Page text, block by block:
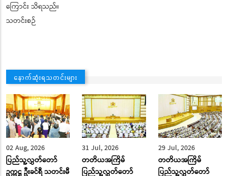
ကြောင်း သိရသည်။
သတင်းစဉ်
နောက်ဆုံးရသတင်းများ
02 Aug, 2026
ပြည်သူ့လွှတ်တော်
ဥက္ကဋ္ဌ ဦးခင်ရီ သတင်းမီ
31 Jul, 2026
တတိယအကြိမ်
ပြည်သူ့လွှတ်တော်
29 Jul, 2026
တတိယအကြိမ်
ပြည်သူ့လွှတ်တော်